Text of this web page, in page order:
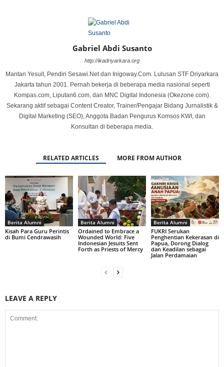
Gabriel Abdi Susanto
http://ikadriyarkara.org
Mantan Yesuit, Pendiri Sesawi.Net dan Inigoway.Com. Lulusan STF Driyarkara
Jakarta tahun 2001. Pernah bekerja di beberapa media nasional seperti
Kompas.com, Liputan6.com, dan MNC Digital Indonesia (Okezone.com).
Sekarang aktif sebagai Content Creator, Trainer/Pengajar Bidang Jurnalistik &
Digital Marketing (SEO), Anggota Badan Pengurus Komsos KWI, dan
Konsultan di beberapa media.
RELATED ARTICLES MORE FROM AUTHOR
Berita Alumni
Kisah Para Guru Perintis
di Bumi Cendrawasih
Berita Alumni
Ordained to Embrace a
Wounded World: Five
Indonesian Jesuits Sent
Forth as Priests of Mercy
Berita Alumni
FUKRI Serukan
Penghentian Kekerasan di
Papua, Dorong Dialog
dan Keadilan sebagai
Jalan Perdamaian
LEAVE A REPLY